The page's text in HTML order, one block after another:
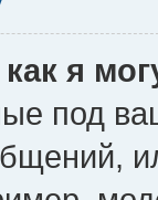
я
под